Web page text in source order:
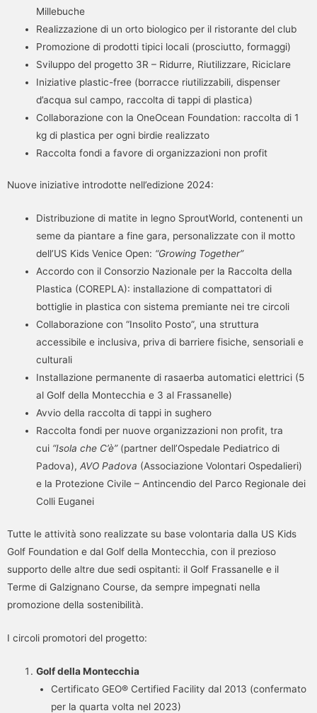
Millebuche
Realizzazione di un orto biologico per il ristorante del club
Promozione di prodotti tipici locali (prosciutto, formaggi)
Sviluppo del progetto 3R – Ridurre, Riutilizzare, Riciclare
Iniziative plastic-free (borracce riutilizzabili, dispenser
d’acqua sul campo, raccolta di tappi di plastica)
Collaborazione con la OneOcean Foundation: raccolta di 1
kg di plastica per ogni birdie realizzato
Raccolta fondi a favore di organizzazioni non profit
Nuove iniziative introdotte nell’edizione 2024:
Distribuzione di matite in legno SproutWorld, contenenti un
seme da piantare a fine gara, personalizzate con il motto
dell’US Kids Venice Open: “Growing Together”
Accordo con il Consorzio Nazionale per la Raccolta della
Plastica (COREPLA): installazione di compattatori di
bottiglie in plastica con sistema premiante nei tre circoli
Collaborazione con “Insolito Posto”, una struttura
accessibile e inclusiva, priva di barriere fisiche, sensoriali e
culturali
Installazione permanente di rasaerba automatici elettrici (5
al Golf della Montecchia e 3 al Frassanelle)
Avvio della raccolta di tappi in sughero
Raccolta fondi per nuove organizzazioni non profit, tra
cui “Isola che C’è”(partner dell’Ospedale Pediatrico di
Padova),AVO Padova (Associazione Volontari Ospedalieri)
e la Protezione Civile – Antincendio del Parco Regionale dei
Colli Euganei
Tutte le attività sono realizzate su base volontaria dalla US Kids
Golf Foundation e dal Golf della Montecchia, con il prezioso
supporto delle altre due sedi ospitanti: il Golf Frassanelle e il
Terme di Galzignano Course, da sempre impegnati nella
promozione della sostenibilità.
I circoli promotori del progetto:
Golf della Montecchia
Certificato GEO® Certified Facility dal 2013 (confermato
per la quarta volta nel 2023)